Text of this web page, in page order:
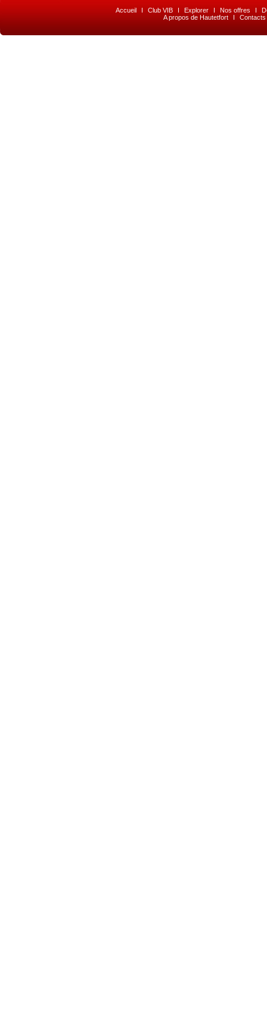
Accueil I Club VIB I Explorer I Nos offres I
A propos de Hautetfort
I Contacts